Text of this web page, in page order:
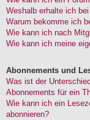
Weshalb erhalte ich
Warum bekomme ich
Wie kann ich nach
Wie kann ich meine
Abonnements und
Was ist der
Abonnements für ein
Wie kann ich ein
abonnieren?